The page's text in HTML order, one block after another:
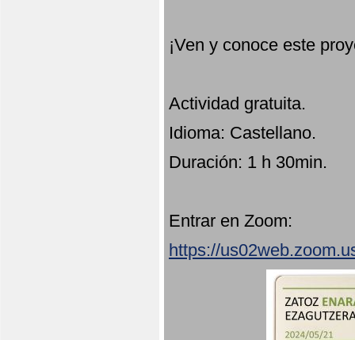
¡Ven y conoce este
Actividad gratuita.
Idioma: Castellano.
Duración: 1 h 30min.
Entrar en Zoom:
https://